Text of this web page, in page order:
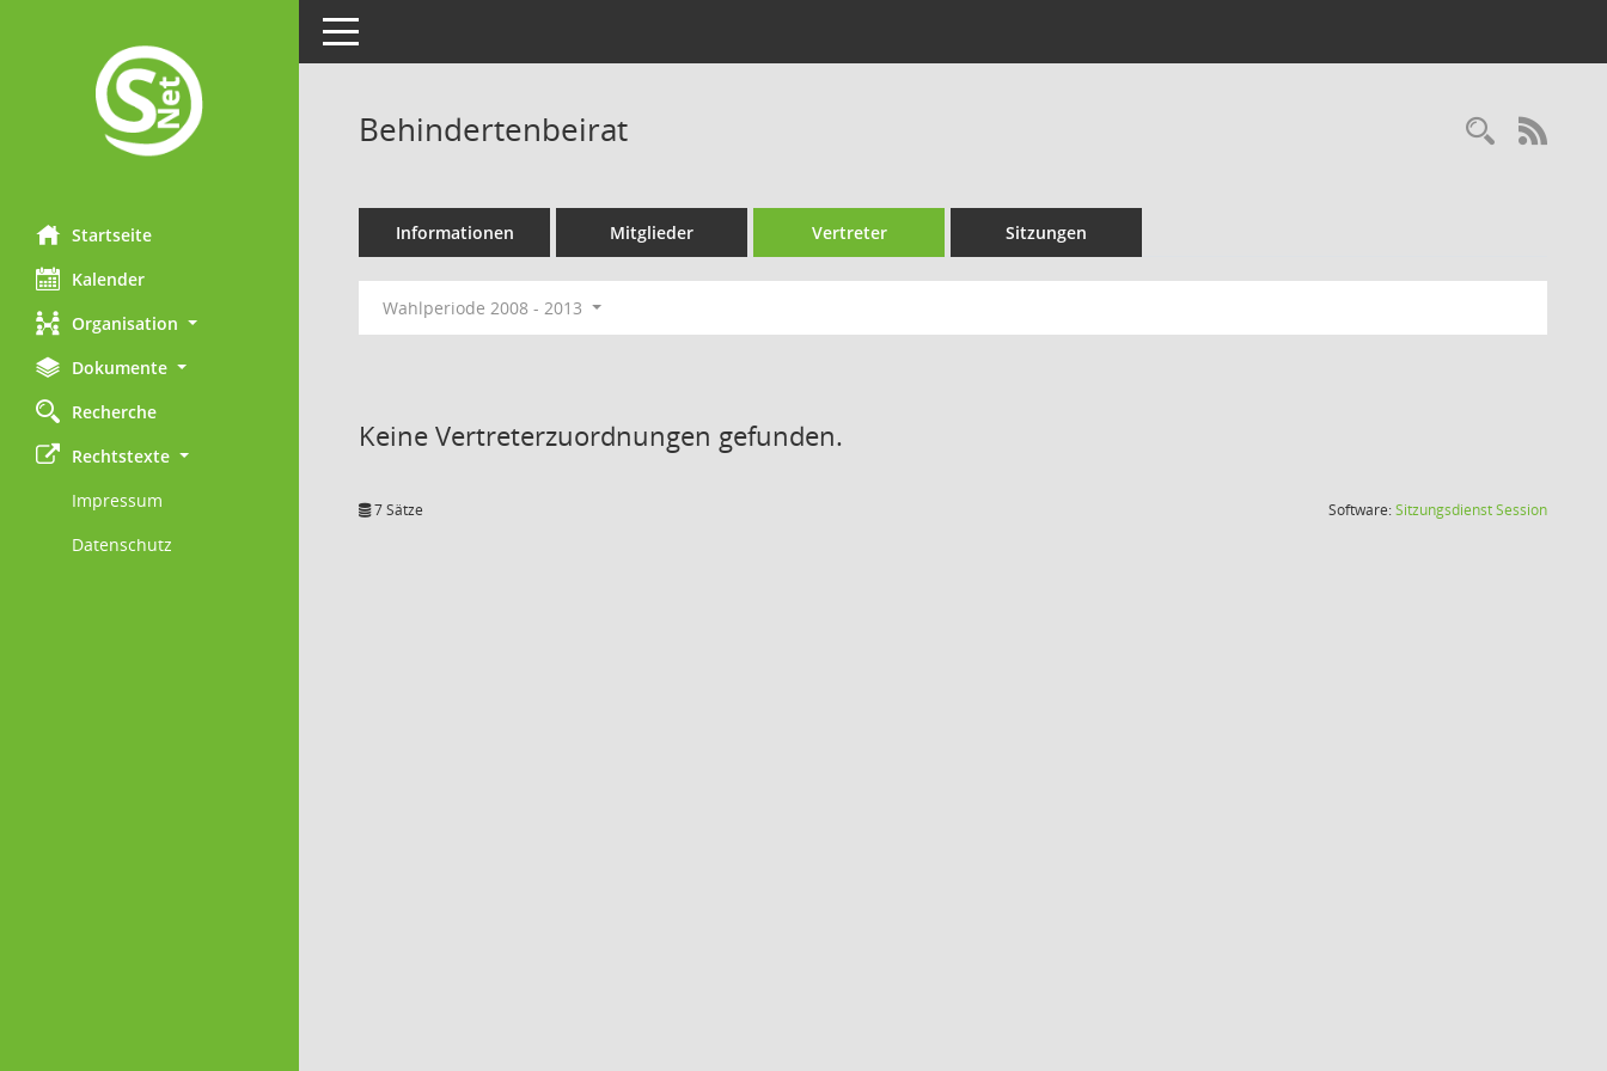
Startseite
Kalender
Organisation
Dokumente
Recherche
Rechtstexte
Impressum
Datenschutz
Toggle navigation
Behindertenbeirat
Informationen Mitglieder Vertreter Sitzungen
Wahlperiode 2008 - 2013
Keine Vertreterzuordnungen gefunden.
7 Sätze Software:SitzungsdienstSession(Wird in